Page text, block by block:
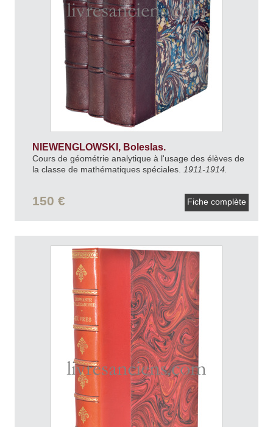
NIEWENGLOWSKI, Boleslas.
Cours de géométrie analytique à l'usage des élèves de
la classe de mathématiques spéciales.
1911-1914.
150 € Fiche complète